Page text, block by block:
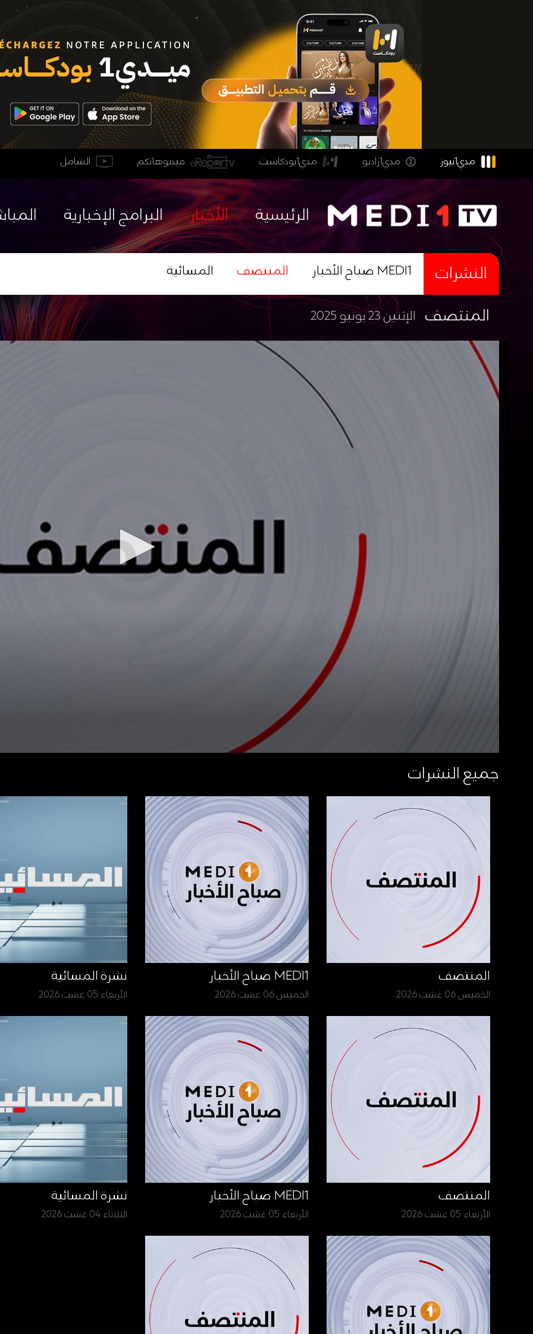
الشامل فيديوهاتكم مدي1بودكاست مدي1راديو مدي1نيوز
البرامج الإخبارية الأخبار الرئيسية
المسائية المنتصف صباح الأخبار MEDI1 النشرات
الإثنين 23 يونيو 2025 المنتصف
شاهد الفيديو
جميع النشرات
المنتصف
الخميس 06 غشت 2026
MEDI1 صباح الأخبار
الخميس 06 غشت 2026
نشرة المسائية
الأربعاء 05 غشت 2026
المنتصف
الأربعاء 05 غشت 2026
MEDI1 صباح الأخبار
الأربعاء 05 غشت 2026
نشرة المسائية
الثلاثاء 04 غشت 2026